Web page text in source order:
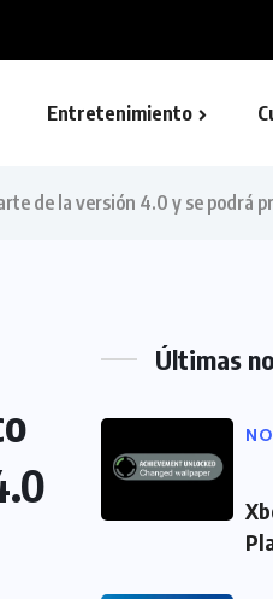
Entretenimiento
de la versión 4.0 y se podrá
Últimas